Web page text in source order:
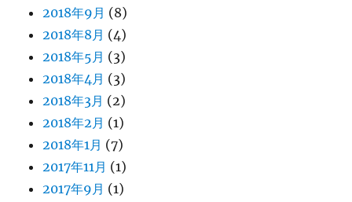
2018年9月 (8)
2018年8月 (4)
2018年5月 (3)
2018年4月 (3)
2018年3月 (2)
2018年2月 (1)
2018年1月 (7)
2017年11月 (1)
2017年9月 (1)